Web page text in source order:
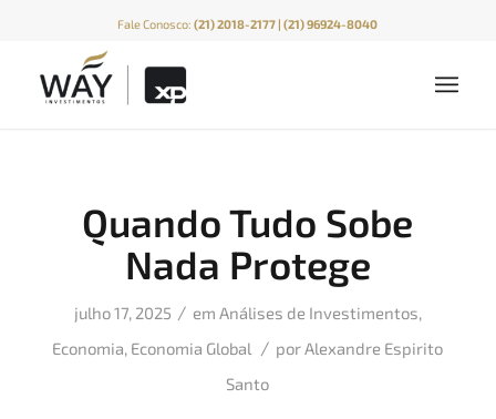
Fale Conosco:(21) 2018-2177 | (21) 96924-8040
Quando Tudo Sobe
Nada Protege
julho 17, 2025 / em Análises de Investimentos,
Economia, Economia Global / porAlexandre Espirito
Santo